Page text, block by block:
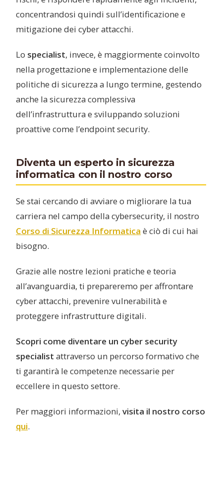
concentrandosi quindi sull’identificazione e
mitigazione dei cyber attacchi.
Lo specialist, invece, è maggiormente coinvolto
nella progettazione e implementazione delle
politiche di sicurezza a lungo termine, gestendo
anche la sicurezza complessiva
dell’infrastruttura e sviluppando soluzioni
proattive come l’endpoint security.
Diventa un esperto in sicurezza
informatica con il nostro corso
Se stai cercando di avviare o migliorare la tua
carriera nel campo della cybersecurity, il nostro
Corso di Sicurezza Informatica è ciò di cui hai
bisogno.
Grazie alle nostre lezioni pratiche e teoria
all’avanguardia, ti prepareremo per affrontare
cyber attacchi, prevenire vulnerabilità e
proteggere infrastrutture digitali.
Scopri come diventare un cyber security
specialist attraverso un percorso formativo che
ti garantirà le competenze necessarie per
eccellere in questo settore.
Per maggiori informazioni, visita il nostro corso
qui.